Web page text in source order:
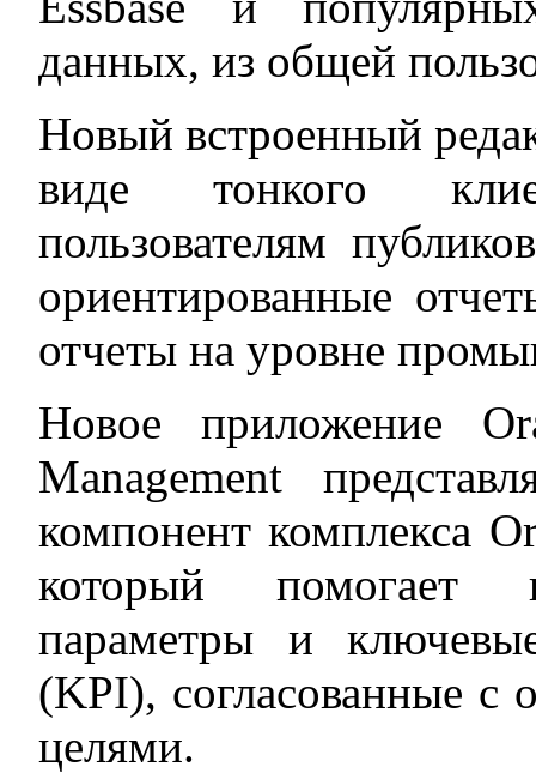
данных, из общей
Новый встроенный
виде тонкого
пользователям
ориентированные
отчеты на уровне
Новое приложение
Management
компонент комплекса
который помогает
параметры и
(KPI), согласованные с
целями.